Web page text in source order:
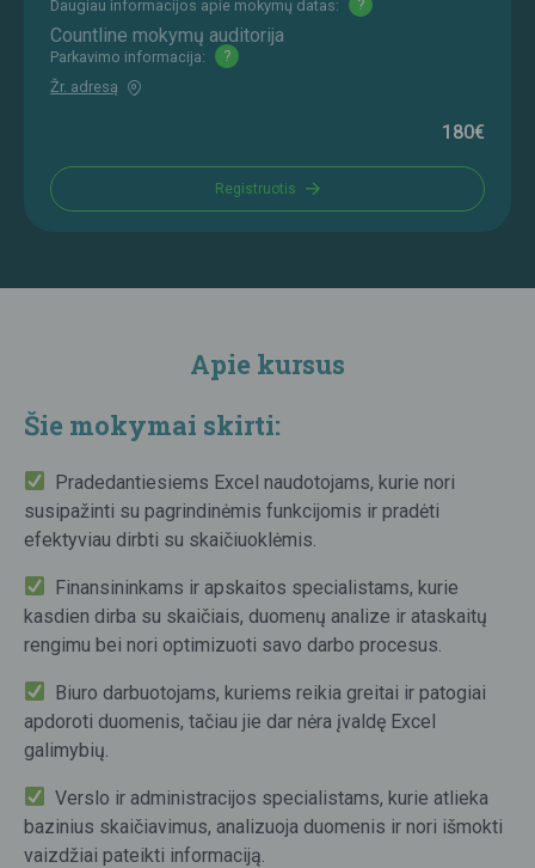
Daugiau informacijos apie mokymų datas: ?
Countline mokymų auditorija
Parkavimo informacija:
?
Žr. adresą
180€
Registruotis
Apie kursus
Šie mokymai skirti:
Pradedantiesiems Excel naudotojams, kurie nori
susipažinti su pagrindinėmis funkcijomis ir pradėti
efektyviau dirbti su skaičiuoklėmis.
Finansininkams ir apskaitos specialistams, kurie
kasdien dirba su skaičiais, duomenų analize ir ataskaitų
rengimu bei nori optimizuoti savo darbo procesus.
Biuro darbuotojams, kuriems reikia greitai ir patogiai
apdoroti duomenis, tačiau jie dar nėra įvaldę Excel
galimybių.
Verslo ir administracijos specialistams, kurie atlieka
bazinius skaičiavimus, analizuoja duomenis ir nori išmokti
vaizdžiai pateikti informaciją.